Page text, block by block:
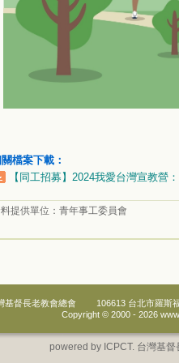
檔案下載：
【同工招募】2024我愛台灣宣教營
提供單位： 青年事工委員會
基督長老教會總會 106613 台北市羅斯
Copyright © 2000 - 2026
powered by ICPCT. 台灣基